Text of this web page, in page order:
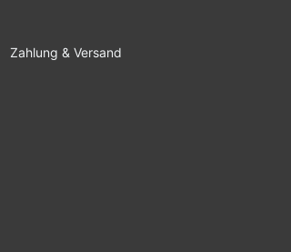
Zahlung & Versand